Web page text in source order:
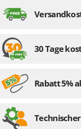
Ladezeit
30 Tage
Rabatt 5%